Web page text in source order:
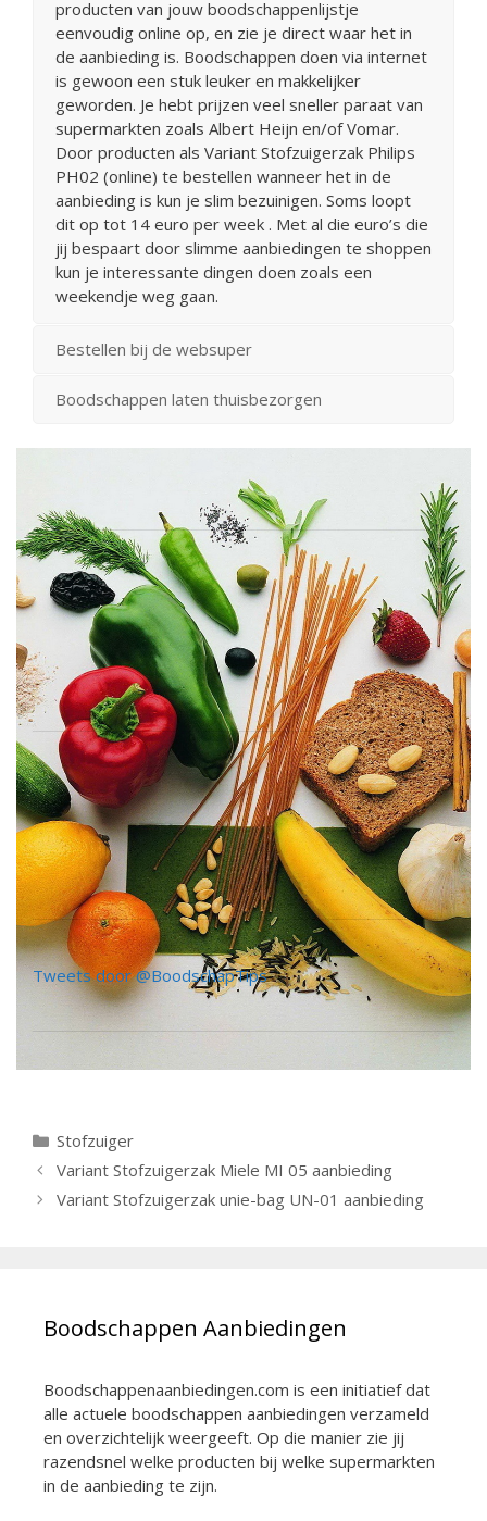
producten van jouw boodschappenlijstje
eenvoudig online op, en zie je direct waar het in
de aanbieding is. Boodschappen doen via internet
is gewoon een stuk leuker en makkelijker
geworden. Je hebt prijzen veel sneller paraat van
supermarkten zoals Albert Heijn en/of Vomar.
Door producten als Variant Stofzuigerzak Philips
PH02 (online) te bestellen wanneer het in de
aanbieding is kun je slim bezuinigen. Soms loopt
dit op tot 14 euro per week . Met al die euro’s die
jij bespaart door slimme aanbiedingen te shoppen
kun je interessante dingen doen zoals een
weekendje weg gaan.
Bestellen bij de websuper
Boodschappen laten thuisbezorgen
Tweets door @BoodschapTips
Categorieën
Stofzuiger
Berichtnavigatie
Variant Stofzuigerzak Miele MI 05 aanbieding
Variant Stofzuigerzak unie-bag UN-01 aanbieding
Boodschappen Aanbiedingen
Boodschappenaanbiedingen.com is een initiatief dat
alle actuele boodschappen aanbiedingen verzameld
en overzichtelijk weergeeft. Op die manier zie jij
razendsnel welke producten bij welke supermarkten
in de aanbieding te zijn.